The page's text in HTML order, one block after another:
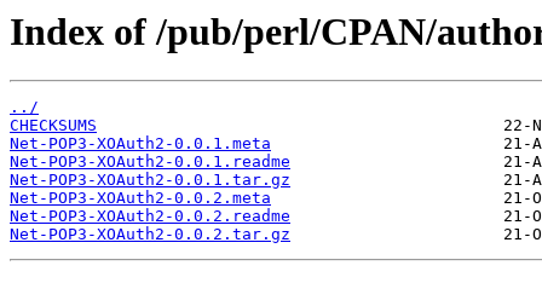
Index of /pub/perl/CPAN/
../
CHECKSUMS
Net-POP3-XOAuth2-0.0.1.meta
Net-POP3-XOAuth2-0.0.1.readme
Net-POP3-XOAuth2-0.0.1.tar.gz
Net-POP3-XOAuth2-0.0.2.meta
Net-POP3-XOAuth2-0.0.2.readme
Net-POP3-XOAuth2-0.0.2.tar.gz